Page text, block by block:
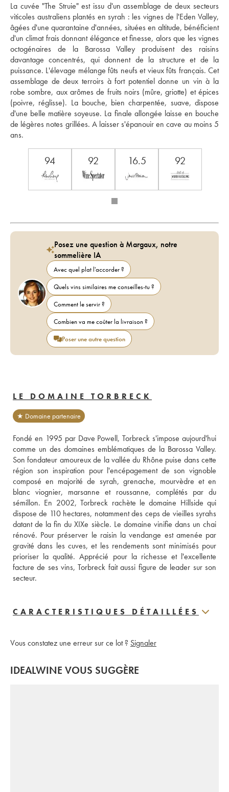
La cuvée "The Struie" est issu d'un assemblage de deux secteurs
viticoles australiens plantés en syrah : les vignes de l'Eden Valley,
âgées d'une quarantaine d'années, situées en altitude, bénéficient
d'un climat frais donnant élégance et finesse, alors que les vignes
octogénaires de la Barossa Valley produisent des raisins
davantage concentrés, qui donnent de la structure et de la
puissance. L'élevage mélange fûts neufs et vieux fûts français. Cet
assemblage de deux terroirs à fort potentiel donne un vin à la
robe sombre, aux arômes de fruits noirs (mûre, griotte) et épices
(poivre, réglisse). La bouche, bien charpentée, suave, dispose
d'une belle matière soyeuse. La finale allongée laisse en bouche
de légères notes grillées. A laisser s'épanouir en cave au moins 5
ans.
94 92 16.5 92
Posez une question à Margaux, notre
sommelière IA
Avec quel plat l'accorder ?
Quels vins similaires me conseilles-tu ?
Comment le servir ?
Combien va me coûter la livraison ?
Poser une autre question
LE DOMAINE TORBRECK
★ Domaine partenaire
Fondé en 1995 par Dave Powell, Torbreck s'impose aujourd'hui
comme un des domaines emblématiques de la Barossa Valley.
Son fondateur amoureux de la vallée du Rhône puise dans cette
région son inspiration pour l'encépagement de son vignoble
composé en majorité de syrah, grenache, mourvèdre et en
blanc viognier, marsanne et roussanne, complétés par du
sémillon. En 2002, Torbreck rachète le domaine Hillside qui
dispose de 110 hectares, notamment des ceps de vieilles syrahs
datant de la fin du XIXe siècle. Le domaine vinifie dans un chai
rénové. Pour préserver le raisin la vendange est amenée par
gravité dans les cuves, et les rendements sont minimisés pour
prioriser la qualité. Apprécié pour la richesse et l'excellente
facture de ses vins, Torbreck fait aussi figure de leader sur son
CARACTERISTIQUES DÉTAILLÉES
Vous constatez une erreur sur ce lot ? Signaler
IDEALWINE VOUS SUGGÈRE